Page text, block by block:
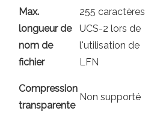
Max.
longueur de
nom de
fichier
255 caractères
UCS-2 lors de
l'utilisation de
LFN
Compression
transparente
Non supporté